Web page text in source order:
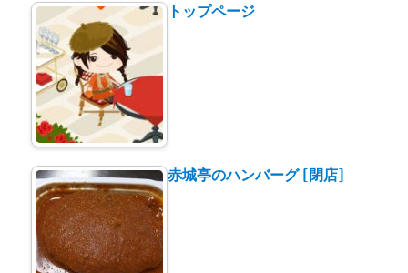
トップページ
赤城亭のハンバーグ [閉店]